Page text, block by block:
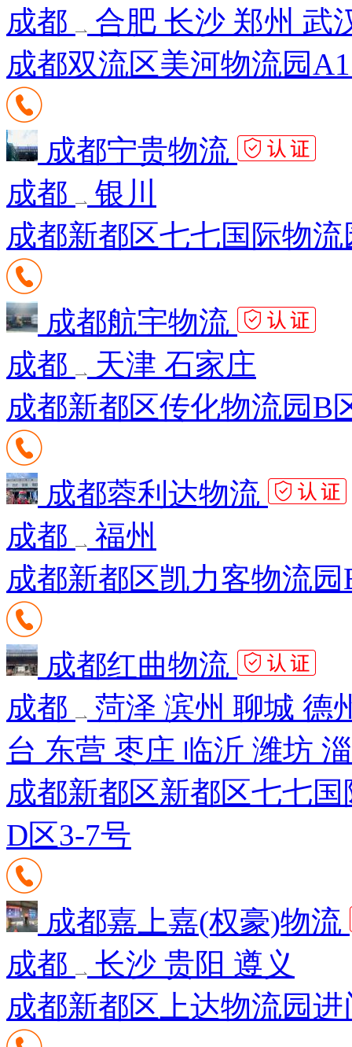
成都
合肥 长沙 郑州 武
成都双流区美河物流园
成都宁贵物流
成都
银川
成都新都区七七国际物
成都航宇物流
成都
天津 石家庄
成都新都区传化物流园B
成都蓉利达物流
成都
福州
成都新都区凯力客物流园
成都红曲物流
成都
菏泽 滨州 聊城 德
台 东营 枣庄 临沂 潍坊
成都新都区新都区七七
D区3-7号
成都嘉上嘉(权豪)物流
成都
长沙 贵阳 遵义
成都新都区上达物流园进